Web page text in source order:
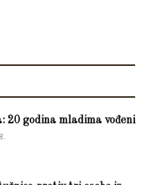
20 godina mladima vođeni